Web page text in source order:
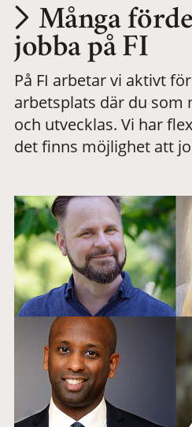
Utvecklas på
meningsfull
flexibel
Många
jobba på FI
På FI arbetar vi aktivt
arbetsplats där du som
och utvecklas. Vi har
det finns möjlighet att